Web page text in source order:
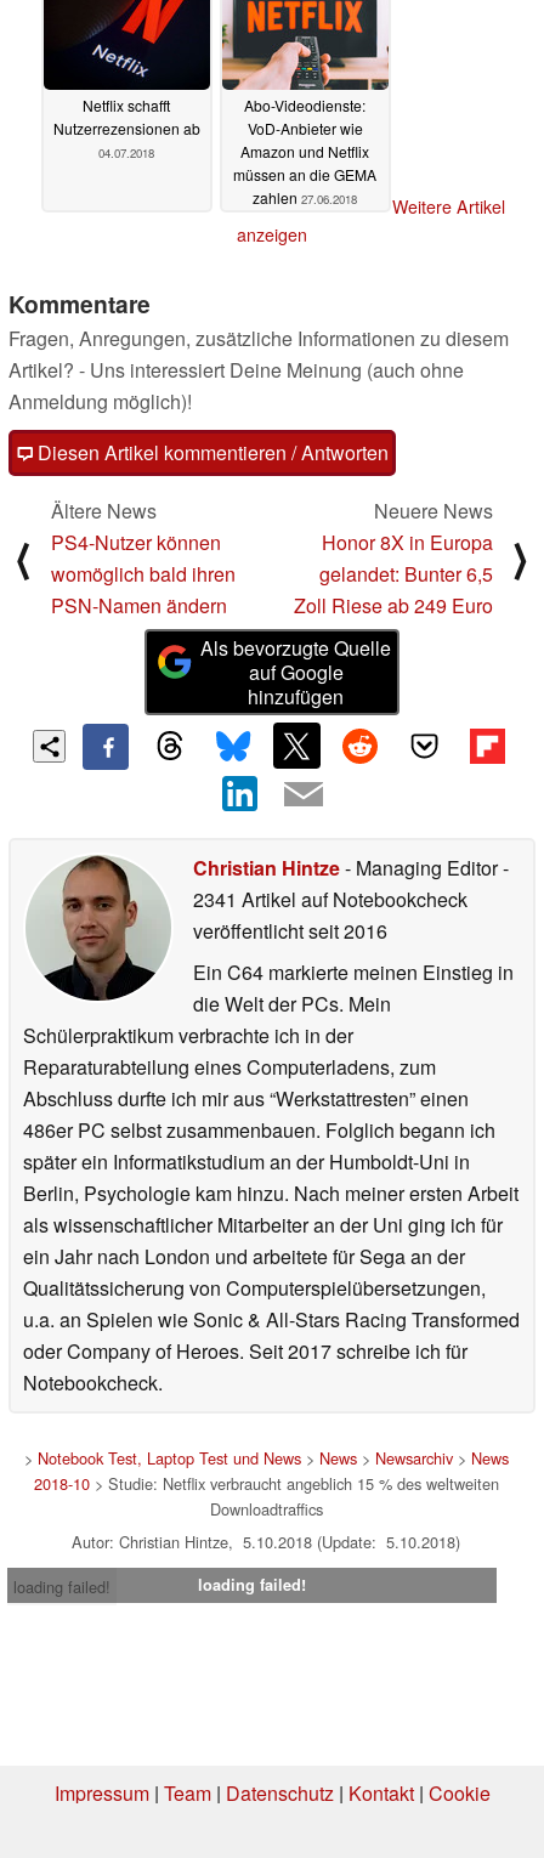
Netflix schafft
Nutzerrezensionen ab
04.07.2018
Abo-Videodienste:
VoD-Anbieter wie
Amazon und Netflix
müssen an die GEMA
zahlen 27.06.2018
Weitere Artikel
anzeigen
Kommentare
Fragen, Anregungen, zusätzliche Informationen zu diesem
Artikel? - Uns interessiert Deine Meinung (auch ohne
Anmeldung möglich)!
Diesen Artikel kommentieren / Antworten
⟨
Ältere News
PS4-Nutzer können
womöglich bald ihren
PSN-Namen ändern
Neuere News
Honor 8X in Europa
gelandet: Bunter 6,5
Zoll Riese ab 249 Euro
⟩
Als bevorzugte Quelle
auf Google
hinzufügen
Christian Hintze- Managing Editor-
2341 Artikel auf Notebookcheck
veröffentlichtseit 2016
Ein C64 markierte meinen Einstieg in
die Welt der PCs. Mein
Schülerpraktikum verbrachte ich in der
Reparaturabteilung eines Computerladens, zum
Abschluss durfte ich mir aus “Werkstattresten” einen
486er PC selbst zusammenbauen. Folglich begann ich
später ein Informatikstudium an der Humboldt-Uni in
Berlin, Psychologie kam hinzu. Nach meiner ersten Arbeit
als wissenschaftlicher Mitarbeiter an der Uni ging ich für
ein Jahr nach London und arbeitete für Sega an der
Qualitätssicherung von Computerspielübersetzungen,
u.a. an Spielen wie Sonic & All-Stars Racing Transformed
oder Company of Heroes. Seit 2017 schreibe ich für
Notebookcheck.
> Notebook Test, Laptop Test und News> News> Newsarchiv> News
2018-10> Studie: Netflix verbraucht angeblich 15 % des weltweiten
Downloadtraffics
Autor: Christian Hintze, 5.10.2018 (Update: 5.10.2018)
loading failed!
loading failed!
Impressum| Team| Datenschutz| Kontakt| Cookie